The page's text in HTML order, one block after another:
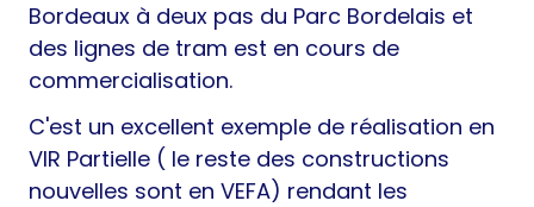
Bordeaux à deux pas du Parc Bordelais et
des lignes de tram est en cours de
commercialisation.
C'est un excellent exemple de réalisation en
VIR Partielle ( le reste des constructions
nouvelles sont en VEFA) rendant les